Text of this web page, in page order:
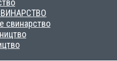
свинарство